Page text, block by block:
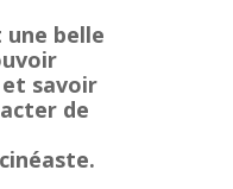
une belle
savoir
de